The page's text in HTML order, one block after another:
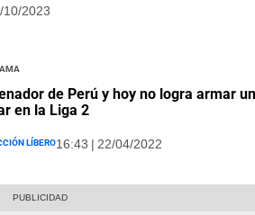
10/2023
de Perú y hoy no logra armar
en la Liga 2
Líbero16:43 | 22/04/2022